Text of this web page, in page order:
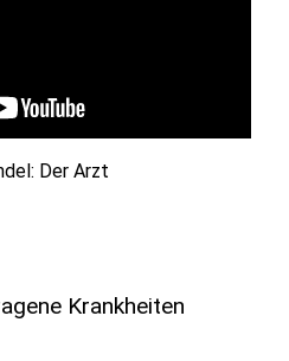
Der Arzt
Krankheiten